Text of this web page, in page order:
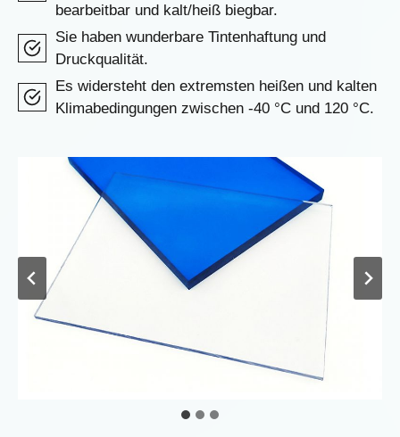
bearbeitbar und kalt/heiß biegbar.
Sie haben wunderbare Tintenhaftung und
Druckqualität.
Es widersteht den extremsten heißen und kalten
Klimabedingungen zwischen -40 °C und 120 °C.